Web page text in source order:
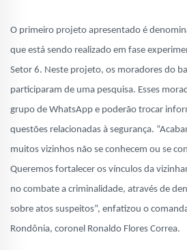
O primeiro projeto apresentado é
que está sendo realizado em fase
Setor 6. Neste projeto, os moradores do
participaram de uma pesquisa. Esses
grupo de WhatsApp e poderão trocar
questões relacionadas à segurança.
muitos vizinhos não se conhecem ou se
Queremos fortalecer os vínculos da
no combate a criminalidade, através de
sobre atos suspeitos”, enfatizou o
Rondônia, coronel Ronaldo Flores Correa.